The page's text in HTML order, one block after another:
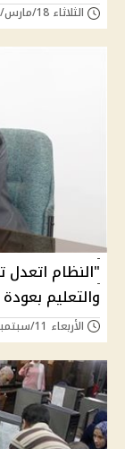
الثلاثاء 18/مارس/2025 - 10:16 ص
"النظام اتعدل
والتعليم بعودة
الأربعاء 11/سبتمبر/2024 - 12:01 م